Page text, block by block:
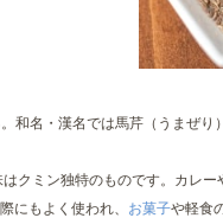
名・漢名では馬芹（うまぜり
クミン独特のものです。カレー
にもよく使われ、 お菓子や軽食